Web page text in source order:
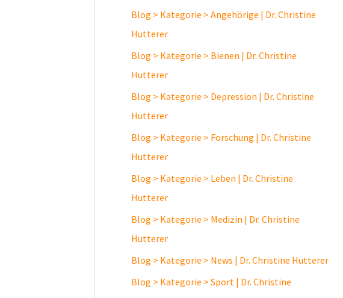
Blog > Kategorie > Angehörige | Dr. Christine
Hutterer
Blog > Kategorie > Bienen | Dr. Christine
Hutterer
Blog > Kategorie > Depression | Dr. Christine
Hutterer
Blog > Kategorie > Forschung | Dr. Christine
Hutterer
Blog > Kategorie > Leben | Dr. Christine
Hutterer
Blog > Kategorie > Medizin | Dr. Christine
Hutterer
Blog > Kategorie > News | Dr. Christine Hutterer
Blog > Kategorie > Sport | Dr. Christine